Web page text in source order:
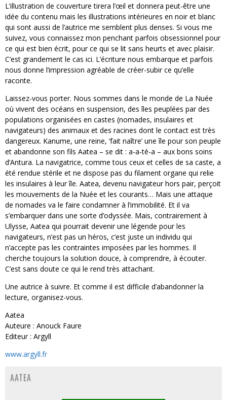
L’illustration de couverture tirera l’œil et donnera peut-être une
idée du contenu mais les illustrations intérieures en noir et blanc
qui sont aussi de l’autrice me semblent plus denses. Si vous me
suivez, vous connaissez mon penchant parfois obsessionnel pour
ce qui est bien écrit, pour ce qui se lit sans heurts et avec plaisir.
C’est grandement le cas ici. L’écriture nous embarque et parfois
nous donne l’impression agréable de créer-subir ce qu’elle
raconte.
Laissez-vous porter. Nous sommes dans le monde de La Nuée
où vivent des océans en suspension, des îles peuplées par des
populations organisées en castes (nomades, insulaires et
navigateurs) des animaux et des racines dont le contact est très
dangereux. Kanume, une reine, ‘fait naître’ une île pour son peuple
et abandonne son fils Aatea – se dit : a-a-té-a – aux bons soins
d’Antura. La navigatrice, comme tous ceux et celles de sa caste, a
été rendue stérile et ne dispose pas du filament organe qui relie
les insulaires à leur île. Aatea, devenu navigateur hors pair, perçoit
les mouvements de la Nuée et les courants… Mais une attaque
de nomades va le faire condamner à l’immobilité. Et il va
s’embarquer dans une sorte d’odyssée. Mais, contrairement à
Ulysse, Aatea qui pourrait devenir une légende pour les
navigateurs, n’est pas un héros, c’est juste un individu qui
n’accepte pas les contraintes imposées par les hommes. Il
cherche toujours la solution douce, à comprendre, à écouter.
C’est sans doute ce qui le rend très attachant.
Une autrice à suivre. Et comme il est difficile d’abandonner la
lecture, organisez-vous.
Aatea
Auteure : Anouck Faure
Editeur : Argyll
www.argyll.fr
AATEA